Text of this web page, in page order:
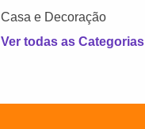
Casa e Decoração
Ver todas as Categorias